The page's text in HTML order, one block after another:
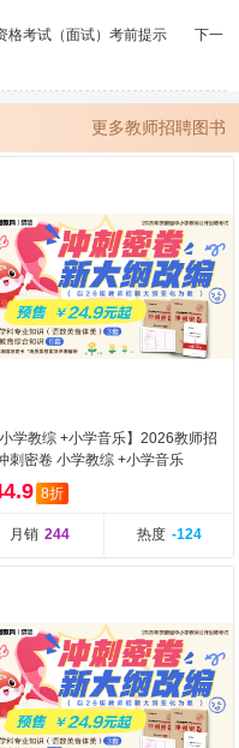
格考试（面试）考前提示
下一
更多教师招聘图书
小学教综 +小学音乐】2026教师招
刺密卷 小学教综 +小学音乐
8折
月销 244 热度 -124